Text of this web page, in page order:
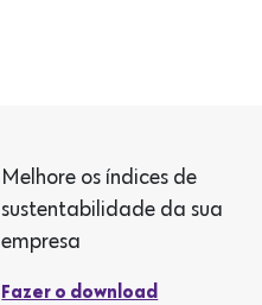
Melhore os índices de
sustentabilidade da sua
empresa
Fazer o download